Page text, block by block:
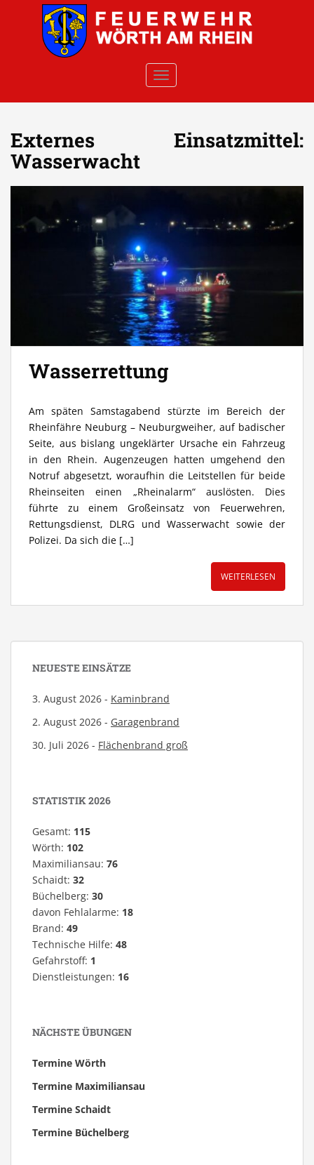
Skip to main content
TOGGLE NAVIGATION
Externes Einsatzmittel:
Wasserwacht
Wasserrettung
Am späten Samstagabend stürzte im Bereich der
Rheinfähre Neuburg – Neuburgweiher, auf badischer
Seite, aus bislang ungeklärter Ursache ein Fahrzeug
in den Rhein. Augenzeugen hatten umgehend den
Notruf abgesetzt, woraufhin die Leitstellen für beide
Rheinseiten einen „Rheinalarm“ auslösten. Dies
führte zu einem Großeinsatz von Feuerwehren,
Rettungsdienst, DLRG und Wasserwacht sowie der
Polizei. Da sich die […]
WEITERLESEN
NEUESTE EINSÄTZE
3. August 2026 - Kaminbrand
2. August 2026 - Garagenbrand
30. Juli 2026 - Flächenbrand groß
STATISTIK 2026
Gesamt: 115
Wörth: 102
Maximiliansau: 76
Schaidt: 32
Büchelberg: 30
davon Fehlalarme: 18
Brand: 49
Technische Hilfe: 48
Gefahrstoff: 1
Dienstleistungen: 16
NÄCHSTE ÜBUNGEN
Termine Wörth
Termine Maximiliansau
Termine Schaidt
Termine Büchelberg